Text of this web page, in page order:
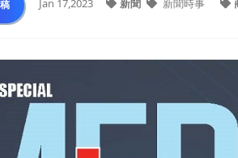
Jan 17,2023 新聞 新聞時事